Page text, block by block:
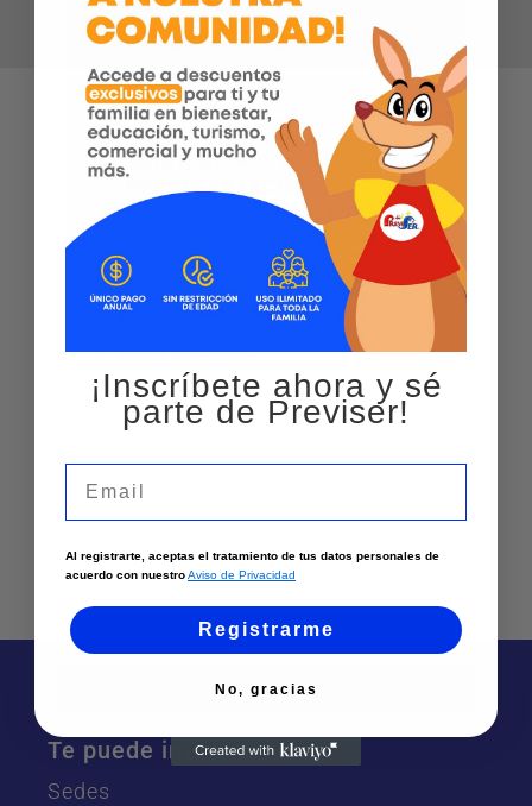
Inicio>Aliado Previser >ASESORIA TECNICA Y
REPRESENTACION EN PROCESO ADMINISTRATIVO
DERIVADOS DE ACCIDENTES DE TRANSITO
ASISTENCIA Y
REPRESENTACION
GESVIAL SAS – PALMIRA
Teléfono:3146201898
Dirección:Cl 29 27-40
Ciudad:Palmira
Ver más
Te puede interesar
Sedes
¡Inscríbete ahora y sé
parte de Previser!
Al registrarte, aceptas el tratamiento de tus datos personales de
acuerdo con nuestroAviso de Privacidad
Registrarme
No, gracias